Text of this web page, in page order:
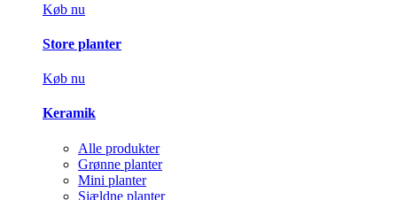
Køb nu
Store planter
Køb nu
Keramik
Alle produkter
Grønne planter
Mini planter
Sjældne planter